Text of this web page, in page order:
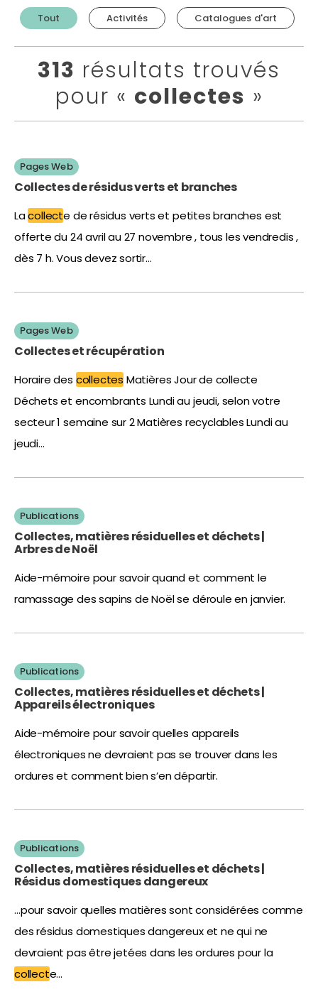
fur
mesure
que
écrivez.
Filtrer
les
résultats
contenu
Tout Activités Catalogues d'art
313 résultats trouvés
pour « collectes »
Pages Web
Collectes de résidus verts et branches
Lacollecte de résidus verts et petites branches est
offerte du 24 avril au 27 novembre , tous les vendredis ,
dès 7 h. Vous devez sortir…
Pages Web
Collectes et récupération
Horaire des collectes Matières Jour de collecte
Déchets et encombrants Lundi au jeudi, selon votre
secteur 1 semaine sur 2 Matières recyclables Lundi au
jeudi…
Publications
Collectes, matières résiduelles et déchets |
Arbres de Noël
Aide-mémoire pour savoir quand et comment le
ramassage des sapins de Noël se déroule en janvier.
Publications
Collectes, matières résiduelles et déchets |
Appareils électroniques
Aide-mémoire pour savoir quelles appareils
électroniques ne devraient pas se trouver dans les
ordures et comment bien s’en départir.
Publications
Collectes, matières résiduelles et déchets |
Résidus domestiques dangereux
…pour savoir quelles matières sont considérées comme
des résidus domestiques dangereux et ne qui ne
devraient pas être jetées dans les ordures pour la
collecte…